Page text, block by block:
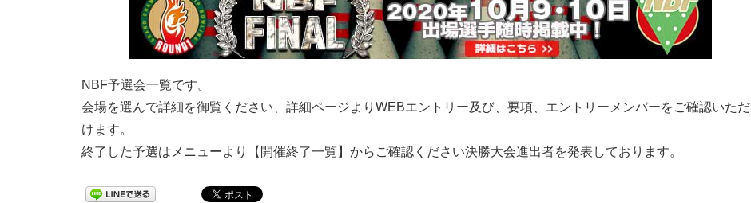
NBF予選会一覧です。
会場を選んで詳細を御覧ください、詳細ページよりWEBエントリー及び、要項、エントリーメンバーをご確認いただ
けます。
終了した予選はメニューより【開催終了一覧】からご確認ください決勝大会進出者を発表しております。